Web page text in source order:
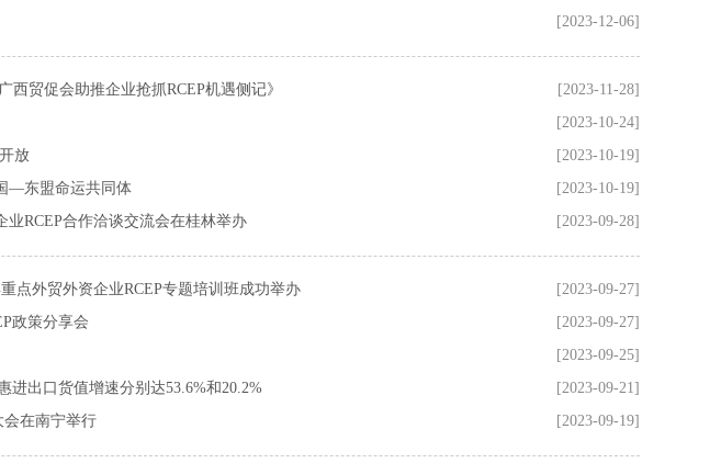
[2023-12-06]
[2023-11-28]
贸促会助推企业抢抓RCEP机遇侧记》
[2023-10-24]
[2023-10-19]
放
[2023-10-19]
—东盟命运共同体
[2023-09-28]
RCEP合作洽谈交流会在桂林举办
[2023-09-27]
点外贸外资企业RCEP专题培训班成功举办
[2023-09-27]
政策分享会
[2023-09-25]
[2023-09-21]
出口货值增速分别达53.6%和20.2%
[2023-09-19]
在南宁举行